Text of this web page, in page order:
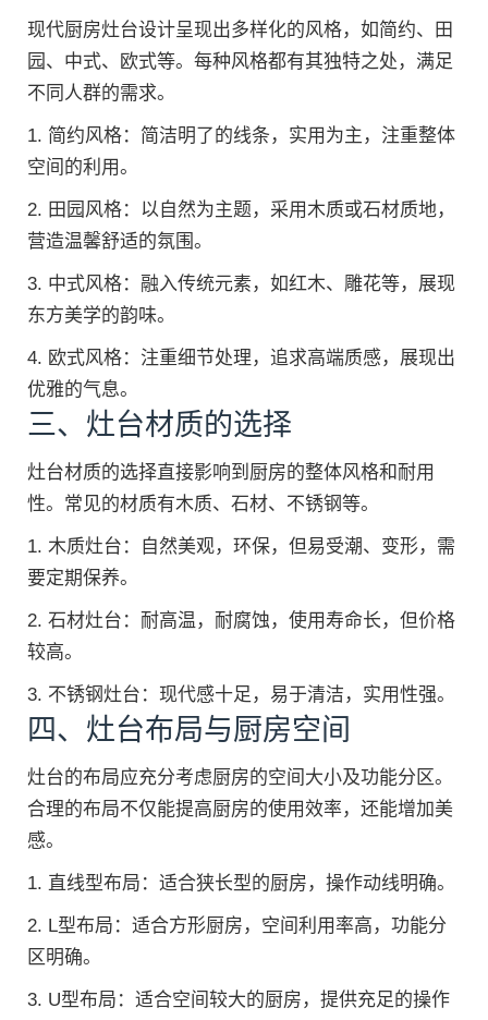
现代厨房灶台设计呈现出多样化的风格，如简约、田
园、中式、欧式等。每种风格都有其独特之处，满足
不同人群的需求。
1. 简约风格：简洁明了的线条，实用为主，注重整体
空间的利用。
2. 田园风格：以自然为主题，采用木质或石材质地，
营造温馨舒适的氛围。
3. 中式风格：融入传统元素，如红木、雕花等，展现
东方美学的韵味。
4. 欧式风格：注重细节处理，追求高端质感，展现出
优雅的气息。
三、灶台材质的选择
灶台材质的选择直接影响到厨房的整体风格和耐用
性。常见的材质有木质、石材、不锈钢等。
1. 木质灶台：自然美观，环保，但易受潮、变形，需
要定期保养。
2. 石材灶台：耐高温，耐腐蚀，使用寿命长，但价格
较高。
3. 不锈钢灶台：现代感十足，易于清洁，实用性强。
四、灶台布局与厨房空间
灶台的布局应充分考虑厨房的空间大小及功能分区。
合理的布局不仅能提高厨房的使用效率，还能增加美
感。
1. 直线型布局：适合狭长型的厨房，操作动线明确。
2. L型布局：适合方形厨房，空间利用率高，功能分
区明确。
3. U型布局：适合空间较大的厨房，提供充足的操作